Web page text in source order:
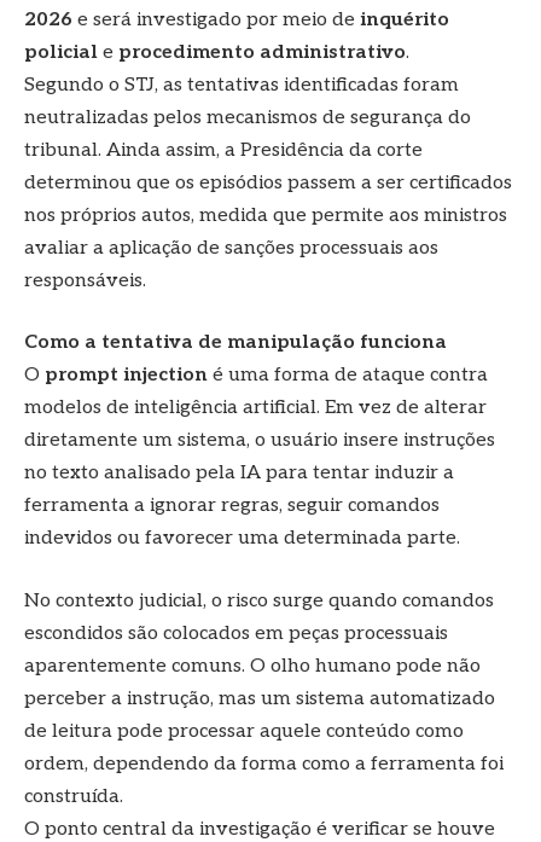
2026 e será investigado por meio de inquérito
policial e procedimento administrativo.
Segundo o STJ, as tentativas identificadas foram
neutralizadas pelos mecanismos de segurança do
tribunal. Ainda assim, a Presidência da corte
determinou que os episódios passem a ser certificados
nos próprios autos, medida que permite aos ministros
avaliar a aplicação de sanções processuais aos
responsáveis.
Como a tentativa de manipulação funciona
O prompt injection é uma forma de ataque contra
modelos de inteligência artificial. Em vez de alterar
diretamente um sistema, o usuário insere instruções
no texto analisado pela IA para tentar induzir a
ferramenta a ignorar regras, seguir comandos
indevidos ou favorecer uma determinada parte.
No contexto judicial, o risco surge quando comandos
escondidos são colocados em peças processuais
aparentemente comuns. O olho humano pode não
perceber a instrução, mas um sistema automatizado
de leitura pode processar aquele conteúdo como
ordem, dependendo da forma como a ferramenta foi
construída.
O ponto central da investigação é verificar se houve